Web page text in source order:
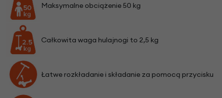
Maksymalne obciążenie 50 kg
Całkowita waga hulajnogi to 2,5 kg
Łatwe rozkładanie i składanie za pomocą przycisku